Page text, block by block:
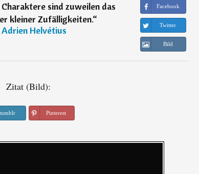
sind zuweilen das
kleiner Zufälligkeiten.“
Helvétius
Facebook
Twitter
Bild
Zitat (Bild):
tumblr Pinterest